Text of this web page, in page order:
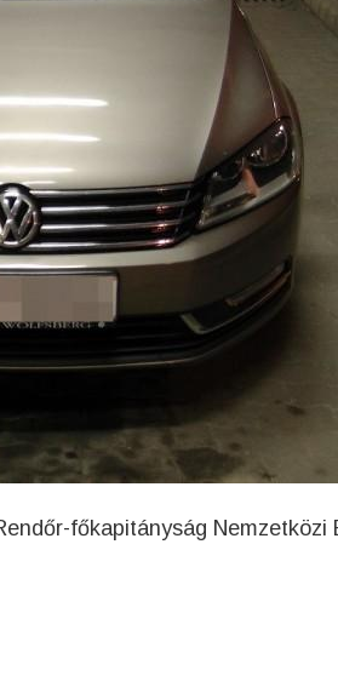
főkapitányság Nemzetközi